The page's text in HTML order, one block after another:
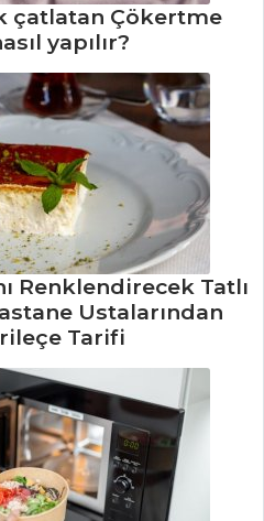
çatlatan Çökertme
yapılır?
Renklendirecek Tatlı
Ustalarından
Tarifi